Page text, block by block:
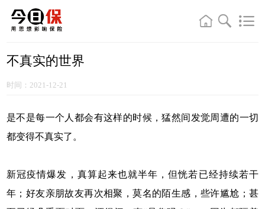
不真实的世界
时间：2021-12-21
是不是每一个人都会有这样的时候，猛然间发觉周遭的一切
都变得不真实了。
新冠疫情爆发，真算起来也就半年，但恍若已经持续若干
年；好友亲朋故友再次相聚，莫名的陌生感，些许尴尬；甚